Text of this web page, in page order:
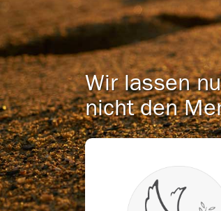
Wir lassen
nicht den